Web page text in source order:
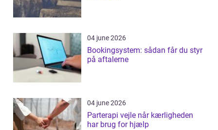
04 june 2026
Bookingsystem: sådan får du styr
på aftalerne
04 june 2026
Parterapi vejle når kærligheden
har brug for hjælp